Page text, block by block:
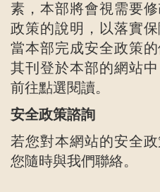
素，本部將會視需要
政策的說明，以落實保
當本部完成安全政策
其刊登於本部的網站
前往點選閱讀。
安全政策諮詢
若您對本網站的安全
您隨時與我們聯絡。